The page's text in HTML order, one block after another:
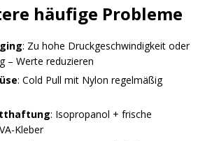
häufige Probleme
: Zu hohe Druckgeschwindigkeit oder
– Werte reduzieren
: Cold Pull mit Nylon regelmäßig
: Isopropanol + frische
Kleber